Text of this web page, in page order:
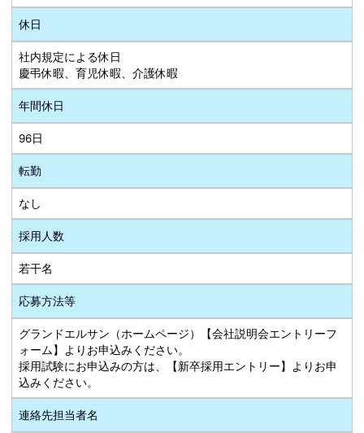
休日
社内規定による休日
慶弔休暇、育児休暇、介護休暇
年間休日
96日
転勤
なし
採用人数
若干名
応募方法等
グランドエルサン（ホームページ）【会社説明会エントリーフ
ォーム】よりお申込みください。
採用試験にお申込みの方は、【新卒採用エントリー】よりお申
込みください。
連絡先担当者名